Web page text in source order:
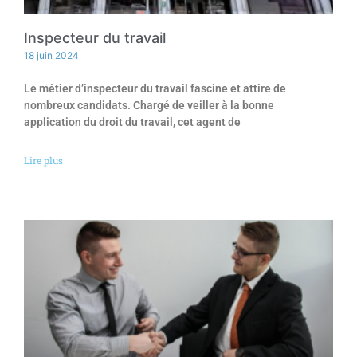
Inspecteur du travail
18 juin 2024
Le métier d’inspecteur du travail fascine et attire de
nombreux candidats. Chargé de veiller à la bonne
application du droit du travail, cet agent de
Lire plus